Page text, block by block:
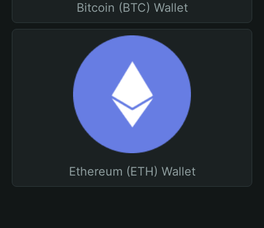
Bitcoin (BTC) Wallet
Ethereum (ETH) Wallet